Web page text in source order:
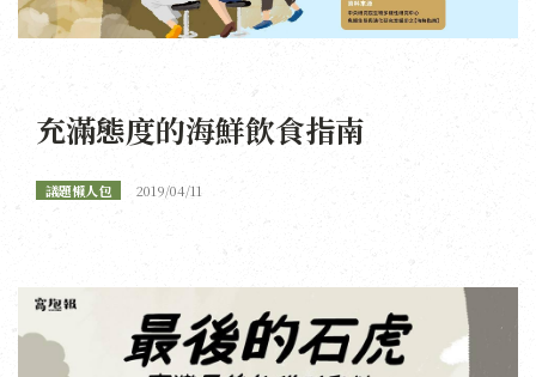
充滿態度的海鮮飲食指南
議題懶人包 2019/04/11